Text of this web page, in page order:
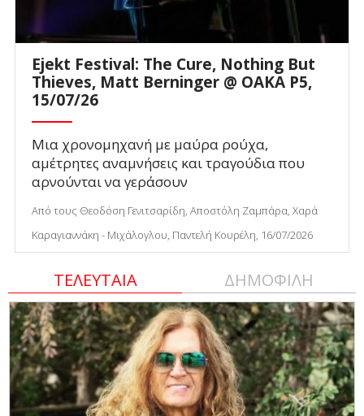
Ejekt Festival: The Cure, Nothing But
Thieves, Matt Berninger @ ΟΑΚΑ P5,
15/07/26
Μια χρονομηχανή με μαύρα ρούχα,
αμέτρητες αναμνήσεις και τραγούδια που
αρνούνται να γεράσουν
Από τους Θεοδόση Γενιτσαρίδη, Αποστόλη Ζαμπάρα, Χαρά
Καραγιαννάκη - Μιχάλογλου, Παντελή Κουρέλη, 16/07/2026
ΤΕΛΕΥΤΑΙΑ ΔΗΜΟΦΙΛΗ